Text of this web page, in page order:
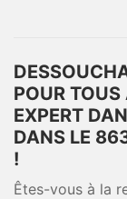
POUR
EXPERT
DANS LE
!
Êtes-vous à la